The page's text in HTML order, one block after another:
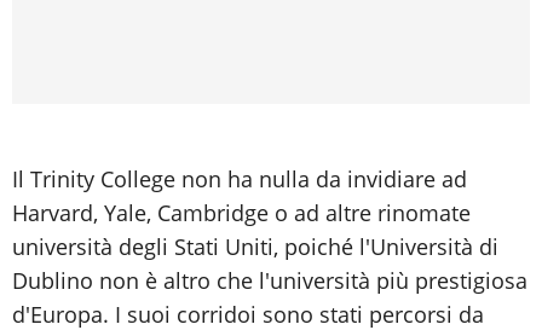
Il Trinity College non ha nulla da invidiare ad
Harvard, Yale, Cambridge o ad altre rinomate
università degli Stati Uniti, poiché l'Università di
Dublino non è altro che l'università più prestigiosa
d'Europa. I suoi corridoi sono stati percorsi da